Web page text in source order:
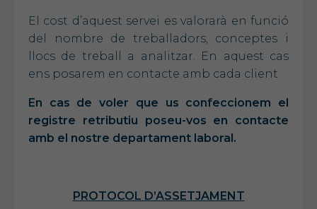
El cost d’aquest servei es valorarà en funció
del nombre de treballadors, conceptes i
llocs de treball a analitzar. En aquest cas
ens posarem en contacte amb cada client
En cas de voler que us confeccionem el
registre retributiu poseu-vos en contacte
amb el nostre departament laboral.
PROTOCOL D’ASSETJAMENT